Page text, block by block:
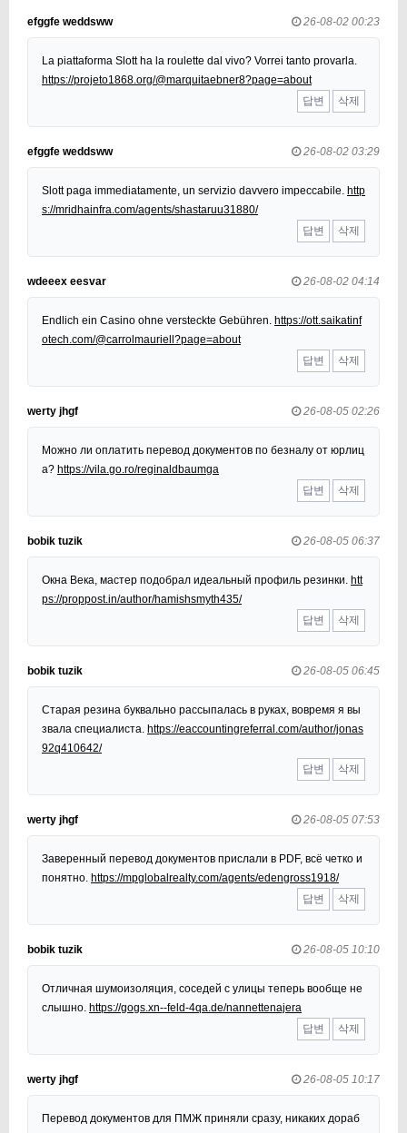
efggfe weddsww 26-08-02 00:23
La piattaforma Slott ha la roulette dal vivo? Vorrei tanto provarla.
https://projeto1868.org/@marquitaebner8?page=about
답변
삭제
efggfe weddsww 26-08-02 03:29
Slott paga immediatamente, un servizio davvero impeccabile. http
s://mridhainfra.com/agents/shastaruu31880/
답변
삭제
wdeeex eesvar 26-08-02 04:14
Endlich ein Casino ohne versteckte Gebühren. https://ott.saikatinf
otech.com/@carrolmauriell?page=about
답변
삭제
werty jhgf 26-08-05 02:26
Можно ли оплатить перевод документов по безналу от юрлиц
а? https://vila.go.ro/reginaldbaumga
답변
삭제
bobik tuzik 26-08-05 06:37
Окна Века, мастер подобрал идеальный профиль резинки. htt
ps://proppost.in/author/hamishsmyth435/
답변
삭제
bobik tuzik 26-08-05 06:45
Старая резина буквально рассыпалась в руках, вовремя я вы
звала специалиста. https://eaccountingreferral.com/author/jonas
92q410642/
답변
삭제
werty jhgf 26-08-05 07:53
Заверенный перевод документов прислали в PDF, всё четко и
понятно. https://mpglobalrealty.com/agents/edengross1918/
답변
삭제
bobik tuzik 26-08-05 10:10
Отличная шумоизоляция, соседей с улицы теперь вообще не
слышно. https://gogs.xn--feld-4qa.de/nannettenajera
답변
삭제
werty jhgf 26-08-05 10:17
Перевод документов для ПМЖ приняли сразу, никаких дораб